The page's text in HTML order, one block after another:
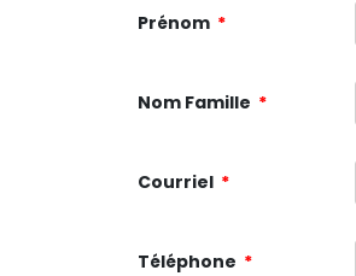
Prénom *
Nom Famille *
Courriel *
Téléphone *